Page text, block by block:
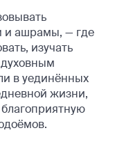
и ашрамы, — где
изучать
в уединённых
жизни,